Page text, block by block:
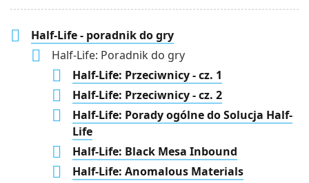
Half-Life - poradnik do gry
Half-Life: Poradnik do gry
Half-Life: Przeciwnicy - cz. 1
Half-Life: Przeciwnicy - cz. 2
Half-Life: Porady ogólne do Solucja Half-
Life
Half-Life: Black Mesa Inbound
Half-Life: Anomalous Materials